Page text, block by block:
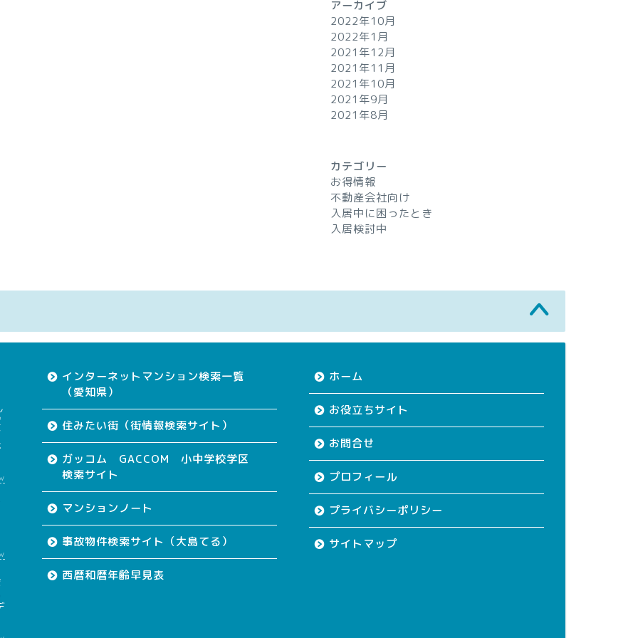
アーカイブ
2022年10月
2022年1月
2021年12月
2021年11月
2021年10月
2021年9月
2021年8月
カテゴリー
お得情報
不動産会社向け
入居中に困ったとき
入居検討中
インターネットマンション検索一覧
（愛知県）
住みたい街（街情報検索サイト）
ガッコム GACCOM 小中学校学区
検索サイト
マンションノート
事故物件検索サイト（大島てる）
西暦和暦年齢早見表
ホーム
お役立ちサイト
お問合せ
プロフィール
プライバシーポリシー
サイトマップ